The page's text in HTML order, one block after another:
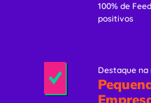
100% de
positivos
Destaque